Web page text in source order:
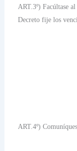
ART.3º) Facúltase
Decreto fije los
ART.4º)